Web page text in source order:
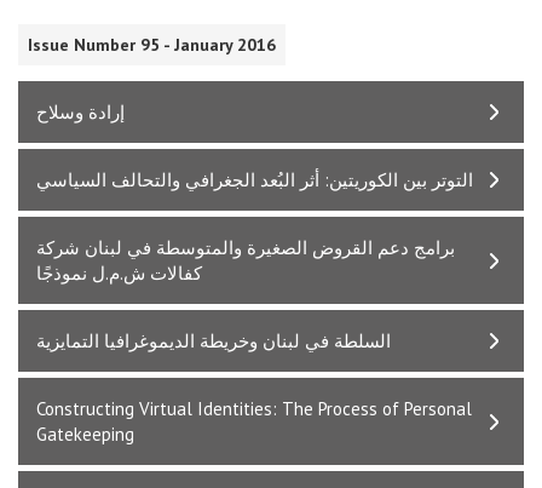
Issue Number 95 - January 2016
إرادة وسلاح
التوتر بين الكوريتين: أثر البُعد الجغرافي والتحالف السياسي
برامج دعم القروض الصغيرة والمتوسطة في لبنان شركة
كفالات ش.م.ل نموذجًا
السلطة في لبنان وخريطة الديموغرافيا التمايزية
Constructing Virtual Identities: The Process of Personal
Gatekeeping